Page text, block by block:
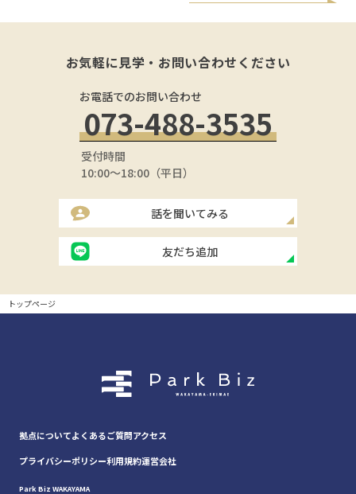
お気軽に見学・お問い合わせください
お電話でのお問い合わせ
073-488-3535
受付時間
10:00～18:00（平日）
話を聞いてみる
友だち追加
トップページ
拠点についてよくあるご質問アクセス
プライバシーポリシー利用規約運営会社
Park Biz WAKAYAMA